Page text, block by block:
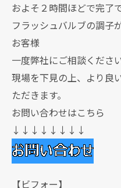
およそ２時間ほどで完了で
フラッシュバルブの調子
お客様
一度弊社にご相談ください
現場を下見の上、より良
ただきます。
お問い合わせはこちら
↓↓↓↓↓↓↓↓
【ビフォ